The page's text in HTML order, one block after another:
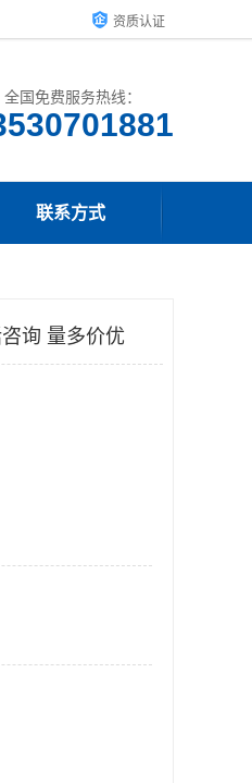
资质认证
全国免费服务热线：
联系方式
询 量多价优